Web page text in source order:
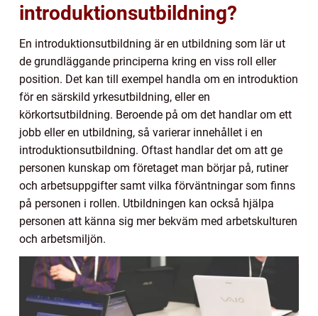
introduktionsutbildning?
En introduktionsutbildning är en utbildning som lär ut
de grundläggande principerna kring en viss roll eller
position. Det kan till exempel handla om en introduktion
för en särskild yrkesutbildning, eller en
körkortsutbildning. Beroende på om det handlar om ett
jobb eller en utbildning, så varierar innehållet i en
introduktionsutbildning. Oftast handlar det om att ge
personen kunskap om företaget man börjar på, rutiner
och arbetsuppgifter samt vilka förväntningar som finns
på personen i rollen. Utbildningen kan också hjälpa
personen att känna sig mer bekväm med arbetskulturen
och arbetsmiljön.